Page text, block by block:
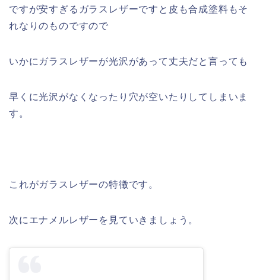
ですが安すぎるガラスレザーですと皮も合成塗料もそ
れなりのものですので
いかにガラスレザーが光沢があって丈夫だと言っても
早くに光沢がなくなったり穴が空いたりしてしまいま
す。
これがガラスレザーの特徴です。
次にエナメルレザーを見ていきましょう。